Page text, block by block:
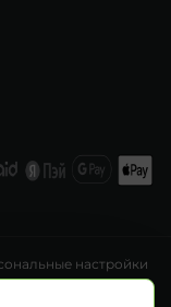
настройки
cookie